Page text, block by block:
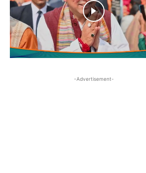
-Advertisement-